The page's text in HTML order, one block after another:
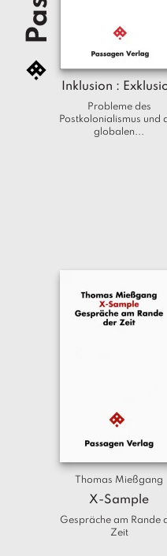
Inklusion :
Probleme des
Postkolonialismus und
globalen...
Thomas Mießgang
X-Sample
Gespräche am Rande
Zeit